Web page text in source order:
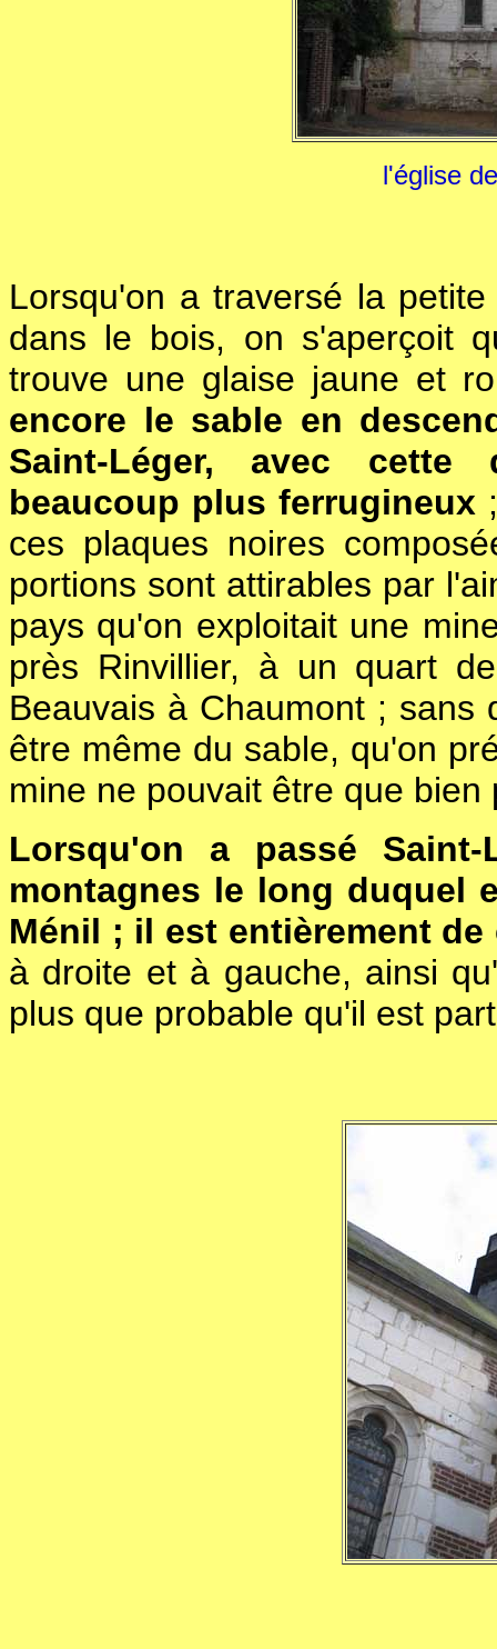
l'église
Lorsqu'on a traversé la
dans le bois, on s'aperçoit
trouve une glaise jaune et
encore le sable en
Saint-Léger, avec cette
beaucoup plus ferrugineux
ces plaques noires
portions sont attirables par
pays qu'on exploitait une
près Rinvillier, à un quart
Beauvais à Chaumont ; sans
être même du sable, qu'on
mine ne pouvait être que bien
Lorsqu'on a passé
montagnes le long duquel
Ménil ; il est entièrement de
à droite et à gauche, ainsi
plus que probable qu'il est